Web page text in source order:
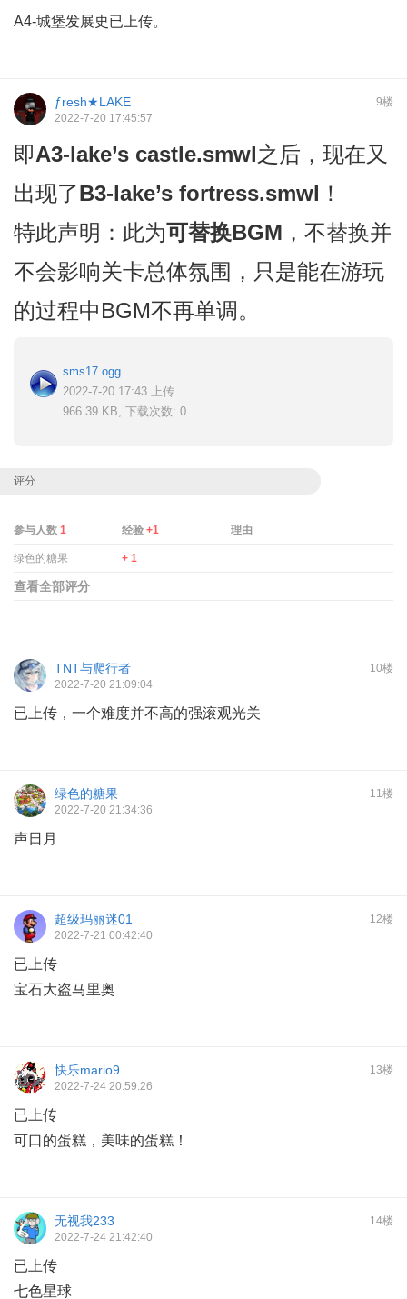
A4-城堡发展史已上传。
9楼
ƒresh★LAKE
2022-7-20 17:45:57
即A3-lake’s castle.smwl之后，现在又
出现了B3-lake’s fortress.smwl ！
特此声明：此为可替换BGM ，不替换并
不会影响关卡总体氛围，只是能在游玩
的过程中BGM不再单调。
sms17.ogg
2022-7-20 17:43 上传
966.39 KB, 下载次数: 0
评分
参与人数 1 经验+1 理由
绿色的糖果 + 1
查看全部评分
10楼
TNT与爬行者
2022-7-20 21:09:04
已上传，一个难度并不高的强滚观光关
11楼
绿色的糖果
2022-7-20 21:34:36
声日月
12楼
超级玛丽迷01
2022-7-21 00:42:40
已上传
宝石大盗马里奥
13楼
快乐mario9
2022-7-24 20:59:26
已上传
可口的蛋糕，美味的蛋糕！
14楼
无视我233
2022-7-24 21:42:40
已上传
七色星球